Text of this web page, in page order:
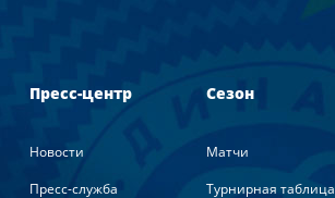
Пресс-центр
Новости
Пресс-служба
Сезон
Матчи
Турнирная таблица